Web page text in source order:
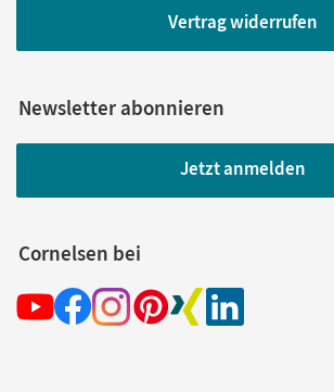
Vertrag widerrufen
Newsletter abonnieren
Jetzt anmelden
Cornelsen bei